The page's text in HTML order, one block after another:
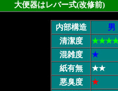
大便器はレバー式(改修前)
内部構造 男
清潔度
混雑度
★
紙有無
★★
悪臭度
★